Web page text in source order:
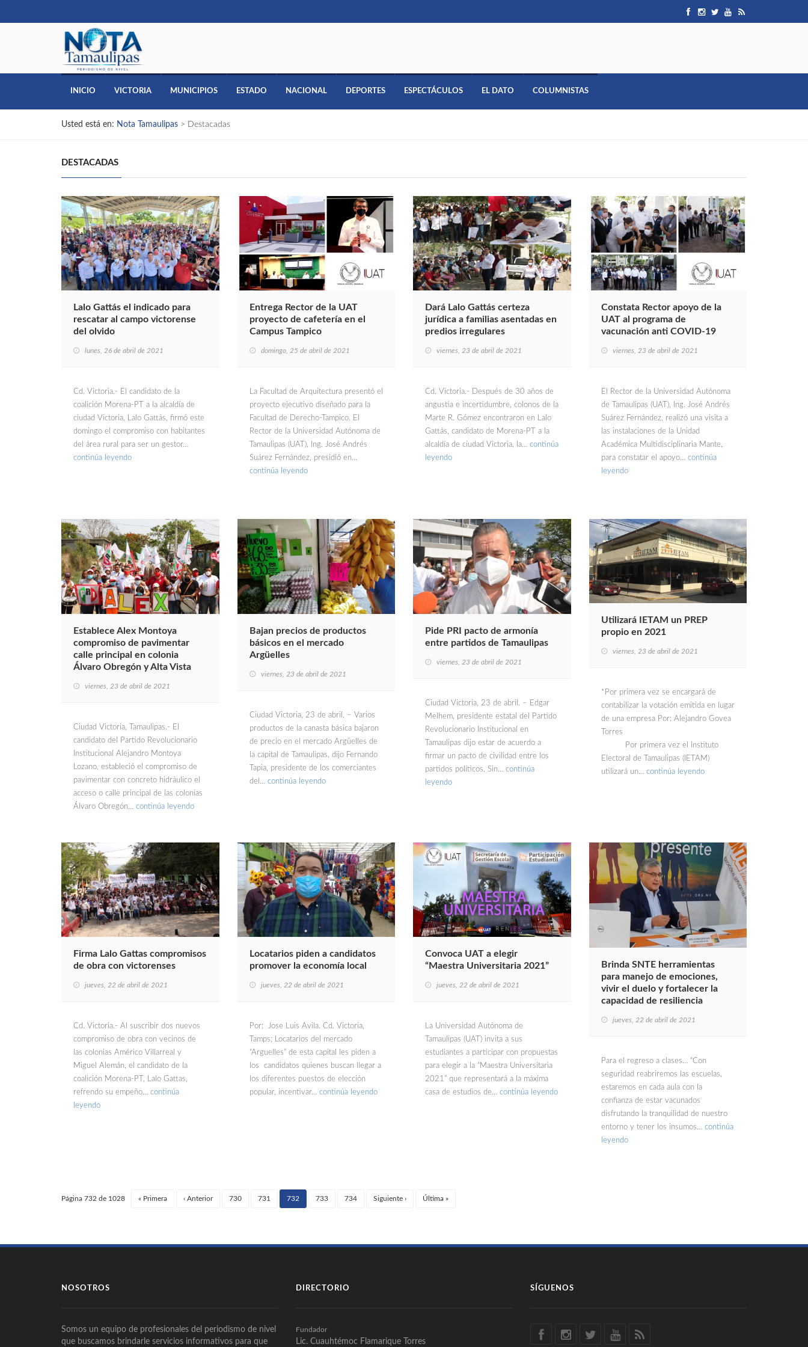
INICIO VICTORIA MUNICIPIOS ESTADO NACIONAL DEPORTES ESPECTÁCULOS EL DATO COLUMNISTAS
Usted está en: Nota Tamaulipas > Destacadas
DESTACADAS
Lalo Gattás el indicado para
rescatar al campo victorense
del olvido
lunes, 26 de abril de 2021
Cd. Victoria.- El candidato de la
coalición Morena-PT a la alcaldía de
ciudad Victoria, Lalo Gattás, firmó este
domingo el compromiso con habitantes
del área rural para ser un gestor…
continúa leyendo
Entrega Rector de la UAT
proyecto de cafetería en el
Campus Tampico
domingo, 25 de abril de 2021
La Facultad de Arquitectura presentó el
proyecto ejecutivo diseñado para la
Facultad de Derecho-Tampico. El
Rector de la Universidad Autónoma de
Tamaulipas (UAT), Ing. José Andrés
Suárez Fernández, presidió en…
continúa leyendo
Dará Lalo Gattás certeza
jurídica a familias asentadas en
predios irregulares
viernes, 23 de abril de 2021
Cd. Victoria.- Después de 30 años de
angustia e incertidumbre, colonos de la
Marte R. Gómez encontraron en Lalo
Gattás, candidato de Morena-PT a la
alcaldía de ciudad Victoria, la… continúa
leyendo
Constata Rector apoyo de la
UAT al programa de
vacunación anti COVID-19
viernes, 23 de abril de 2021
El Rector de la Universidad Autónoma
de Tamaulipas (UAT), Ing. José Andrés
Suárez Fernández, realizó una visita a
las instalaciones de la Unidad
Académica Multidisciplinaria Mante,
para constatar el apoyo… continúa
leyendo
Establece Alex Montoya
compromiso de pavimentar
calle principal en colonia
Álvaro Obregón y Alta Vista
viernes, 23 de abril de 2021
Ciudad Victoria, Tamaulipas.- El
candidato del Partido Revolucionario
Institucional Alejandro Montoya
Lozano, estableció el compromiso de
pavimentar con concreto hidráulico el
acceso o calle principal de las colonias
Álvaro Obregón… continúa leyendo
Bajan precios de productos
básicos en el mercado
Argüelles
viernes, 23 de abril de 2021
Ciudad Victoria, 23 de abril. – Varios
productos de la canasta básica bajaron
de precio en el mercado Argüelles de
la capital de Tamaulipas, dijo Fernando
Tapia, presidente de los comerciantes
del… continúa leyendo
Pide PRI pacto de armonía
entre partidos de Tamaulipas
viernes, 23 de abril de 2021
Ciudad Victoria, 23 de abril. – Edgar
Melhem, presidente estatal del Partido
Revolucionario Institucional en
Tamaulipas dijo estar de acuerdo a
firmar un pacto de civilidad entre los
partidos políticos. Sin… continúa
leyendo
Utilizará IETAM un PREP
propio en 2021
viernes, 23 de abril de 2021
*Por primera vez se encargará de
contabilizar la votación emitida en lugar
de una empresa Por: Alejandro Govea
Torres
Por primera vez el Instituto
Electoral de Tamaulipas (IETAM)
utilizará un… continúa leyendo
Firma Lalo Gattas compromisos
de obra con victorenses
jueves, 22 de abril de 2021
Cd. Victoria.- Al suscribir dos nuevos
compromiso de obra con vecinos de
las colonias Américo Villarreal y
Miguel Alemán, el candidato de la
coalición Morena-PT, Lalo Gattas,
refrendo su empeño… continúa
leyendo
Locatarios piden a candidatos
promover la economía local
jueves, 22 de abril de 2021
Por; Jose Luis Avila. Cd. Victoria,
Tamps; Locatarios del mercado
“Arguelles” de esta capital les piden a
los candidatos quienes buscan llegar a
los diferentes puestos de elección
popular, incentivar… continúa leyendo
Convoca UAT a elegir
“Maestra Universitaria 2021”
jueves, 22 de abril de 2021
La Universidad Autónoma de
Tamaulipas (UAT) invita a sus
estudiantes a participar con propuestas
para elegir a la “Maestra Universitaria
2021” que representará a la máxima
casa de estudios de… continúa leyendo
Brinda SNTE herramientas
para manejo de emociones,
vivir el duelo y fortalecer la
capacidad de resiliencia
jueves, 22 de abril de 2021
Para el regreso a clases… “Con
seguridad reabriremos las escuelas,
estaremos en cada aula con la
confianza de estar vacunados
disfrutando la tranquilidad de nuestro
entorno y tener los insumos… continúa
leyendo
Página 732 de 1028 « Primera ‹ Anterior 730 731 732
(current)
733 734 Siguiente › Última »
NOSOTROS
Somos un equipo de profesionales del periodismo de nivel
que buscamos brindarle servicios informativos para que
DIRECTORIO
Fundador
Lic. Cuauhtémoc Flamarique Torres
SÍGUENOS